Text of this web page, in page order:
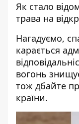
Як стало
трава на
Нагадуємо,
карається
вогонь
тож дбайте
країни.